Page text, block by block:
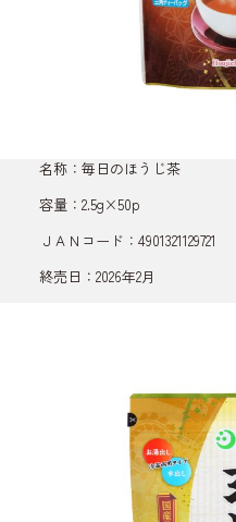
名称：毎日のほうじ茶
容量：2.5g×50p
ＪＡＮコード：4901321129721
終売日：2026年2月